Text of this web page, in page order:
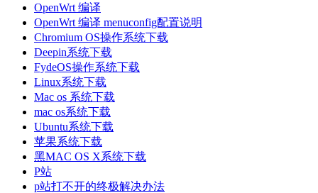
OpenWrt 编译
OpenWrt 编译 menuconfig配置说明
Chromium OS操作系统下载
Deepin系统下载
FydeOS操作系统下载
Linux系统下载
Mac os 系统下载
mac os系统下载
Ubuntu系统下载
苹果系统下载
黑MAC OS X系统下载
P站
p站打不开的终极解决办法